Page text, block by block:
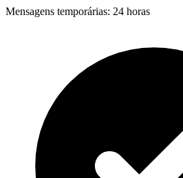
Mensagens temporárias: 24 horas